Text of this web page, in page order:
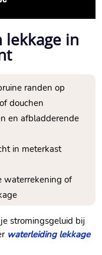
lekkage in
randen op
douchen
en afbladderende
in meterkast
waterrekening of
stromingsgeluid bij
waterleiding lekkage